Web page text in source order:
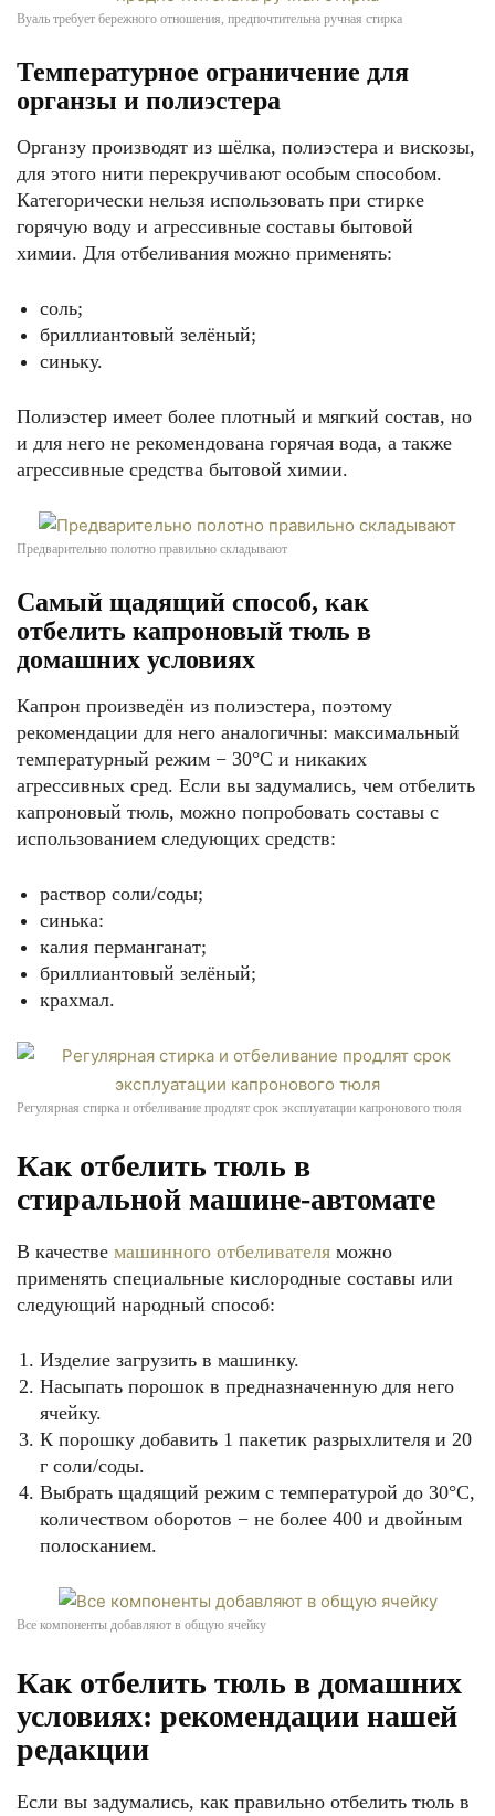
Вуаль требует бережного отношения, предпочтительна ручная стирка
Температурное ограничение для
органзы и полиэстера
Органзу производят из шёлка, полиэстера и вискозы,
для этого нити перекручивают особым способом.
Категорически нельзя использовать при стирке
горячую воду и агрессивные составы бытовой
химии. Для отбеливания можно применять:
соль;
бриллиантовый зелёный;
синьку.
Полиэстер имеет более плотный и мягкий состав, но
и для него не рекомендована горячая вода, а также
агрессивные средства бытовой химии.
Предварительно полотно правильно складывают
Самый щадящий способ, как
отбелить капроновый тюль в
домашних условиях
Капрон произведён из полиэстера, поэтому
рекомендации для него аналогичны: максимальный
температурный режим − 30°C и никаких
агрессивных сред. Если вы задумались, чем отбелить
капроновый тюль, можно попробовать составы с
использованием следующих средств:
раствор соли/соды;
синька:
калия перманганат;
бриллиантовый зелёный;
крахмал.
Регулярная стирка и отбеливание продлят срок эксплуатации капронового тюля
Как отбелить тюль в
стиральной машине-автомате
В качестве машинного отбеливателя можно
применять специальные кислородные составы или
следующий народный способ:
Изделие загрузить в машинку.
Насыпать порошок в предназначенную для него
ячейку.
К порошку добавить 1 пакетик разрыхлителя и 20
г соли/соды.
Выбрать щадящий режим с температурой до 30°C,
количеством оборотов − не более 400 и двойным
полосканием.
Все компоненты добавляют в общую ячейку
Как отбелить тюль в домашних
условиях: рекомендации нашей
редакции
Если вы задумались, как правильно отбелить тюль в